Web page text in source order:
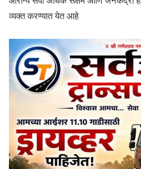
व्यक्त करण्यात येत आहे